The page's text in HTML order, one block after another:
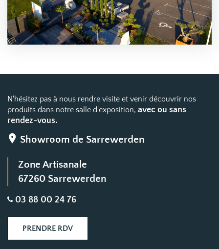
N'hésitez pas à nous rendre visite et venir découvrir nos
produits dans notre salle d'exposition, avec ou sans
rendez-vous.
Showroom de Sarrewerden
Zone Artisanale
67260 Sarrewerden
03 88 00 24 76
PRENDRE RDV